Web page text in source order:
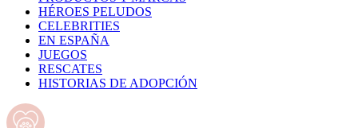
HÉROES PELUDOS
CELEBRITIES
EN ESPAÑA
JUEGOS
RESCATES
HISTORIAS DE ADOPCIÓN